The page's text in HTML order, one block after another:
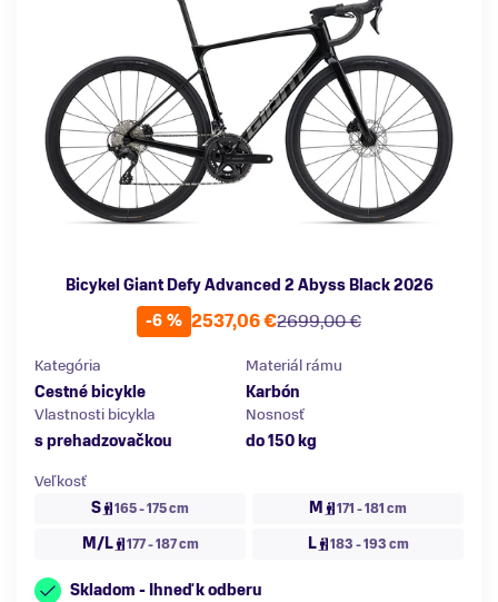
Bicykel Giant Defy Advanced 2 Abyss Black 2026
-6 %
2699,00 €
2537,06 €
Kategória
Cestné bicykle
Materiál rámu
Karbón
Vlastnosti bicykla
s prehadzovačkou
Nosnosť
do 150 kg
Veľkosť
S
165 - 175 cm M 171 - 181 cm
M/L 177 - 187 cm L 183 - 193 cm
Skladom - Ihneď k odberu